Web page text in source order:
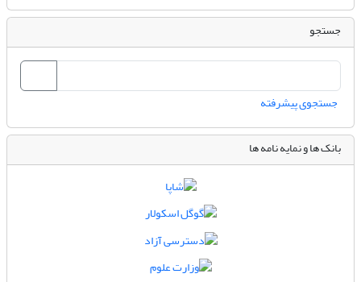
جستجو
جستجوی پیشرفته
بانک ها و نمایه نامه ها